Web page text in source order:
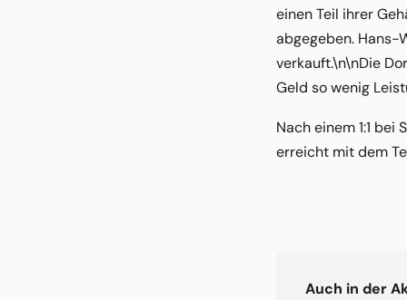
einen Teil ihrer
abgegeben. Hans-
verkauft.\n\nDie
Geld so wenig
Nach einem 1:1
erreicht mit dem
Auch in der